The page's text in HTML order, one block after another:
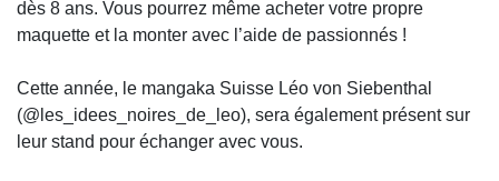
dès 8 ans. Vous pourrez même acheter votre propre
maquette et la monter avec l’aide de passionnés !
Cette année, le mangaka Suisse Léo von Siebenthal
(@les_idees_noires_de_leo), sera également présent sur
leur stand pour échanger avec vous.